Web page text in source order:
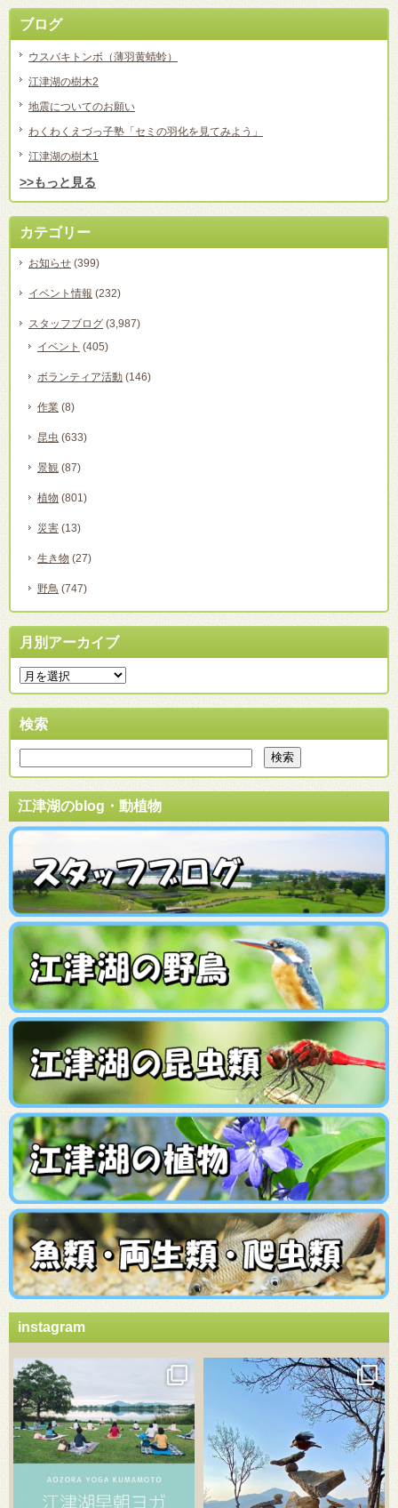
ブログ
ウスバキトンボ（薄羽黄蜻蛉）
江津湖の樹木2
地震についてのお願い
わくわくえづっ子塾「セミの羽化を見てみよう」
江津湖の樹木1
>>もっと見る
カテゴリー
お知らせ (399)
イベント情報 (232)
スタッフブログ (3,987)
イベント (405)
ボランティア活動 (146)
作業 (8)
昆虫 (633)
景観 (87)
植物 (801)
災害 (13)
生き物 (27)
野鳥 (747)
月別アーカイブ
検索
江津湖のblog・動植物
instagram
3月 18